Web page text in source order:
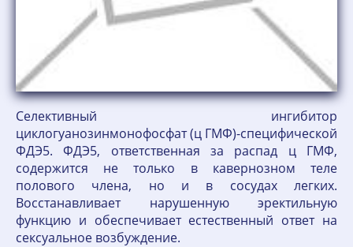
Селективный ингибитор
циклогуанозинмонофосфат (ц ГМФ)-специфической
ФДЭ5. ФДЭ5, ответственная за распад ц ГМФ,
содержится не только в кавернозном теле
полового члена, но и в сосудах легких.
Восстанавливает нарушенную эректильную
функцию и обеспечивает естественный ответ на
сексуальное возбуждение.